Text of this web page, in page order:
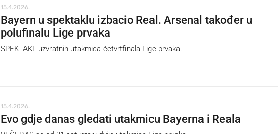
15.4.2026.
Bayern u spektaklu izbacio Real. Arsenal također u
polufinalu Lige prvaka
SPEKTAKL uzvratnih utakmica četvrtfinala Lige prvaka.
15.4.2026.
Evo gdje danas gledati utakmicu Bayerna i Reala